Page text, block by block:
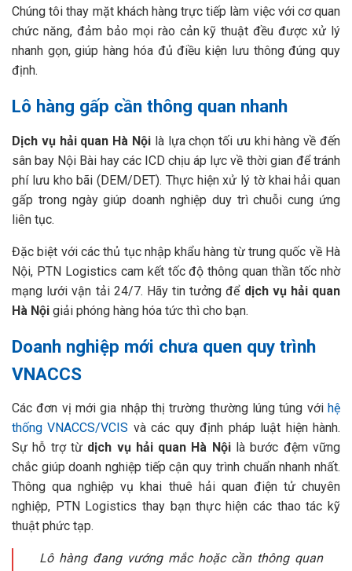
Chúng tôi thay mặt khách hàng trực tiếp làm việc với cơ quan
chức năng, đảm bảo mọi rào cản kỹ thuật đều được xử lý
nhanh gọn, giúp hàng hóa đủ điều kiện lưu thông đúng quy
định.
Lô hàng gấp cần thông quan nhanh
Dịch vụ hải quan Hà Nộilà lựa chọn tối ưu khi hàng về đến
sân bay Nội Bài hay các ICD chịu áp lực về thời gian để tránh
phí lưu kho bãi (DEM/DET). Thực hiện xử lý tờ khai hải quan
gấp trong ngày giúp doanh nghiệp duy trì chuỗi cung ứng
liên tục.
Đặc biệt với các thủ tục nhập khẩu hàng từ trung quốc về Hà
Nội, PTN Logistics cam kết tốc độ thông quan thần tốc nhờ
mạng lưới vận tải 24/7. Hãy tin tưởng để dịch vụ hải quan
Hà Nội giải phóng hàng hóa tức thì cho bạn.
Doanh nghiệp mới chưa quen quy trình
VNACCS
Các đơn vị mới gia nhập thị trường thường lúng túng với hệ
thống VNACCS/VCIS và các quy định pháp luật hiện hành.
Sự hỗ trợ từ dịch vụ hải quan Hà Nộilà bước đệm vững
chắc giúp doanh nghiệp tiếp cận quy trình chuẩn nhanh nhất.
Thông qua nghiệp vụ khai thuê hải quan điện tử chuyên
nghiệp, PTN Logistics thay bạn thực hiện các thao tác kỹ
thuật phức tạp.
Lô hàng đang vướng mắc hoặc cần thông quan